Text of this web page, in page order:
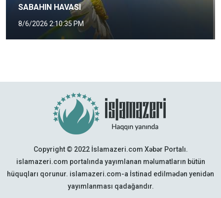
SABAHIN HAVASI
8/6/2026 2:10:35 PM
Copyright © 2022 İslamazeri.com Xəbər Portalı.
islamazeri.com portalında yayımlanan məlumatların bütün
hüquqları qorunur. islamazeri.com-a İstinad edilmədən yenidən
yayımlanması qadağandır.